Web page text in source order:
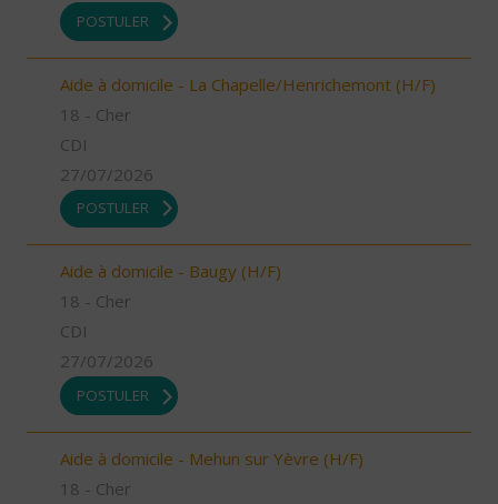
POSTULER
Aide à domicile - La Chapelle/Henrichemont (H/F)
18 - Cher
CDI
27/07/2026
POSTULER
Aide à domicile - Baugy (H/F)
18 - Cher
CDI
27/07/2026
POSTULER
Aide à domicile - Mehun sur Yèvre (H/F)
18 - Cher